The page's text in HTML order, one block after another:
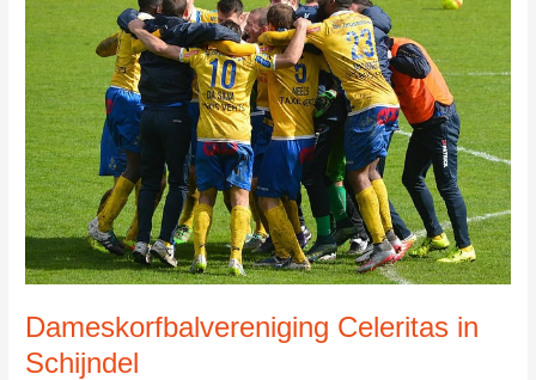
Dameskorfbalvereniging Celeritas in
Schijndel